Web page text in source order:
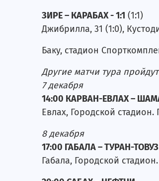
ЗИРЕ – КАРАБАХ - 1:1 (1:1)
Джибрилла, 31 (1:0),
Баку, стадион
Другие матчи тура
7 декабря
14:00 КАРВАН-ЕВЛАХ –
Евлах, Городской
8 декабря
17:00 ГАБАЛА – ТУРАН-ТОВУЗ
Габала, Городской